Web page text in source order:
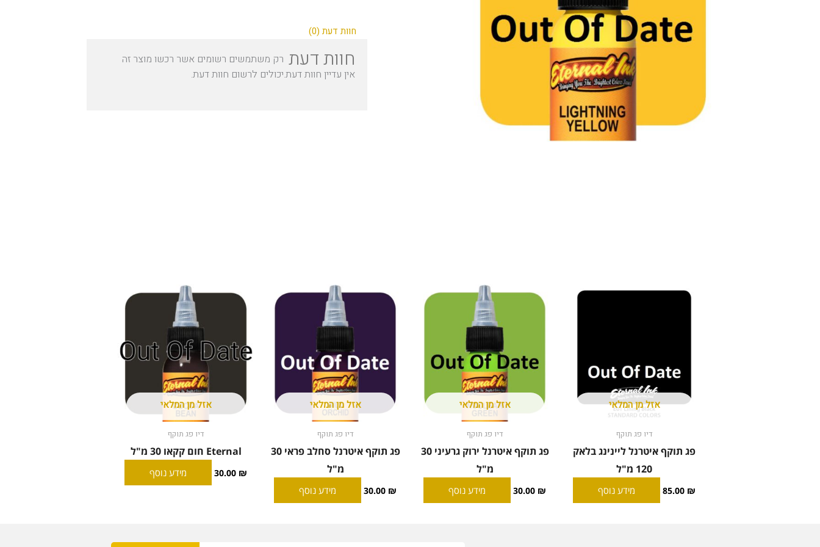
חוות דעת (0)
חוות דעת
אין עדיין חוות דעת.
רק משתמשים רשומים אשר רכשו מוצר זה
יכולים לרשום חוות דעת.
אזל מן המלאי
דיו פג תוקף
פג תוקף איטרנל ליינינג בלאק
120 מ"ל
85.00 ₪ מידע נוסף
אזל מן המלאי
דיו פג תוקף
פג תוקף איטרנל ירוק גרעיני 30
מ"ל
30.00 ₪ מידע נוסף
אזל מן המלאי
דיו פג תוקף
פג תוקף איטרנל סחלב פראי 30
מ"ל
30.00 ₪ מידע נוסף
אזל מן המלאי
דיו פג תוקף
Eternal חום קקאו 30 מ"ל
30.00 ₪ מידע נוסף